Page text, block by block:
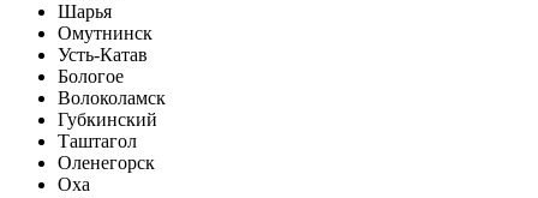
Шарья
Омутнинск
Усть-Катав
Бологое
Волоколамск
Губкинский
Таштагол
Оленегорск
Оха